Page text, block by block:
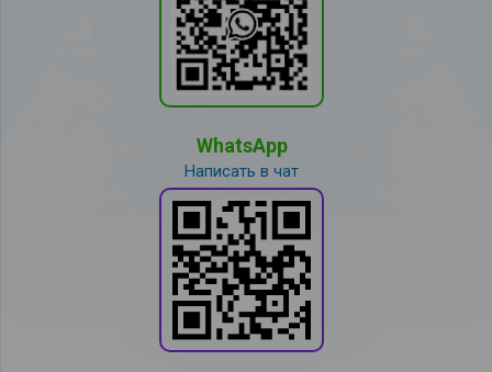
WhatsApp
Написать в чат